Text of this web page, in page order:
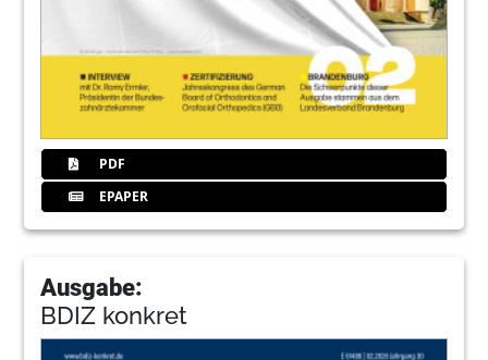
PDF
EPAPER
Ausgabe:
BDIZ konkret